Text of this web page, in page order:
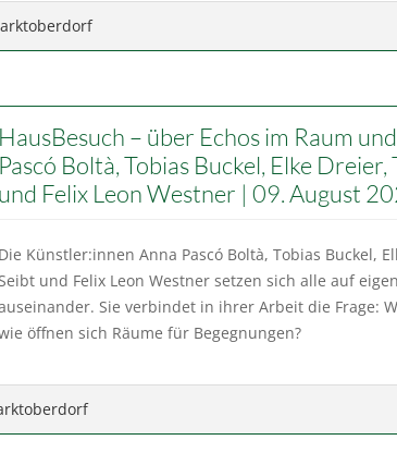
HausBesuch – über Echos im Raum
Pascó Boltà, Tobias Buckel, Elke
und Felix Leon Westner | 09. August
Die Künstler:innen Anna Pascó Boltà, Tobias Buckel,
und Felix Leon Westner setzen sich alle auf
Sie verbindet in ihrer Arbeit die Frage:
öffnen sich Räume für Begegnungen?